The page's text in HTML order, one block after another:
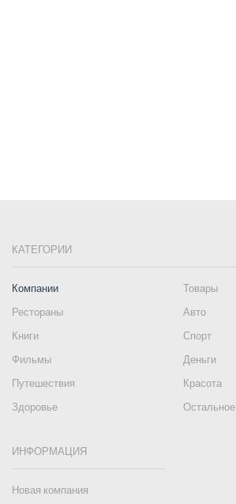
КАТЕГОРИИ
Компании
Товары
Рестораны
Авто
Книги
Спорт
Фильмы
Деньги
Путешествия
Красота
Здоровье
Остальное
ИНФОРМАЦИЯ
Новая компания